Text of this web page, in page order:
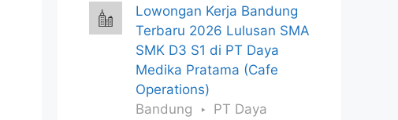
Lowongan Kerja Bandung
Terbaru 2026 Lulusan SMA
SMK D3 S1 di PT Daya
Medika Pratama (Cafe
Operations)
Bandung
PT Daya